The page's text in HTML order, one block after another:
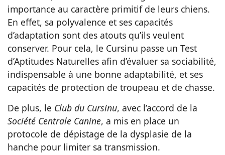
importance au caractère primitif de leurs chiens.
En effet, sa polyvalence et ses capacités
d’adaptation sont des atouts qu’ils veulent
conserver. Pour cela, le Cursinu passe un Test
d’Aptitudes Naturelles afin d’évaluer sa sociabilité,
indispensable à une bonne adaptabilité, et ses
capacités de protection de troupeau et de chasse.
De plus, le Club du Cursinu, avec l’accord de la
Société Centrale Canine, a mis en place un
protocole de dépistage de la dysplasie de la
hanche pour limiter sa transmission.